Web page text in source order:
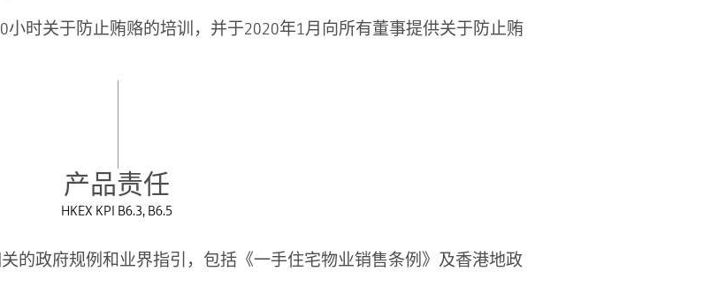
小时关于防止贿赂的培训，并于2020年1月向所有董事提供关于防止贿
产品责任
HKEX KPI B6.3, B6.5
的政府规例和业界指引，包括《一手住宅物业销售条例》及香港地政